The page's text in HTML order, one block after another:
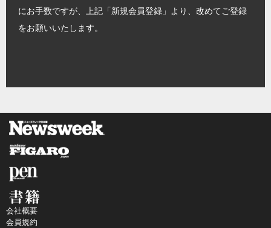
にお手数ですが、上記「新規会員登録」より、改めてご登録
をお願いいたします。
会社概要
会員規約